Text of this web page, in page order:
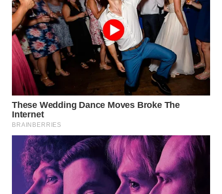
WN
SUKABUMI
WN
PURWAKARTA
WN
PRIANGAN
TIMUR
WN
SEMARANG
WN
SOLO